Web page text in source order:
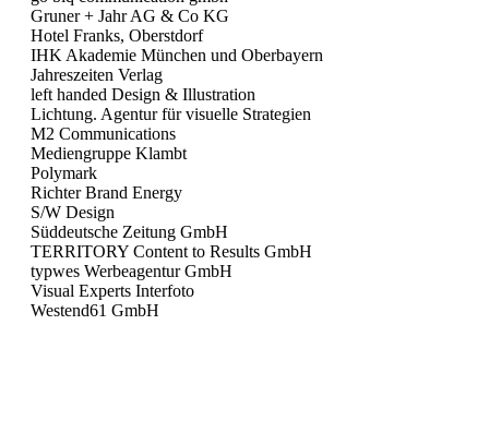
Gruner + Jahr AG & Co KG
Hotel Franks, Oberstdorf
IHK Akademie München und Oberbayern
Jahreszeiten Verlag
left handed Design & Illustration
Lichtung. Agentur für visuelle Strategien
M2 Communications
Mediengruppe Klambt
Polymark
Richter Brand Energy
S/W Design
Süddeutsche Zeitung GmbH
TERRITORY Content to Results GmbH
typwes Werbeagentur GmbH
Visual Experts Interfoto
Westend61 GmbH